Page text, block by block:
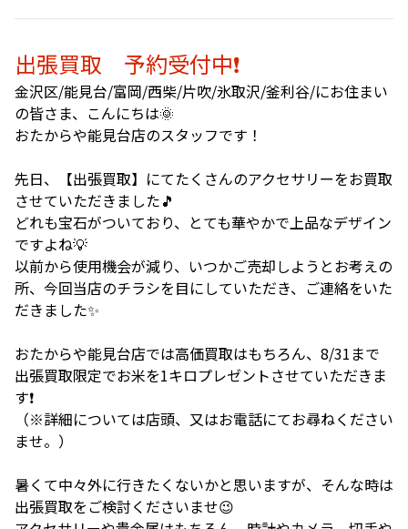
出張買取 予約受付中❗️
金沢区/能見台/富岡/西柴/片吹/氷取沢/釜利谷/にお住まい
の皆さま、こんにちは🌞
おたからや能見台店のスタッフです！
先日、【出張買取】にてたくさんのアクセサリーをお買取
させていただきました🎵
どれも宝石がついており、とても華やかで上品なデザイン
ですよね💡
以前から使用機会が減り、いつかご売却しようとお考えの
所、今回当店のチラシを目にしていただき、ご連絡をいた
だきました✨
おたからや能見台店では高価買取はもちろん、8/31まで
出張買取限定でお米を1キロプレゼントさせていただきま
す❗️
（※詳細については店頭、又はお電話にてお尋ねください
ませ。）
暑くて中々外に行きたくないかと思いますが、そんな時は
出張買取をご検討くださいませ😉